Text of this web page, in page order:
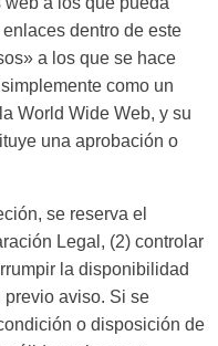
dentro de este
a los que se hace
como un
World Wide Web, y su
una aprobación o
se reserva el
Legal, (2) controlar
la disponibilidad
aviso. Si se
o disposición de